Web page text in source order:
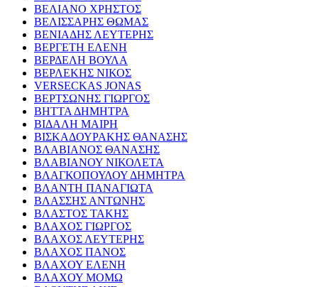
ΒΕΛΙΑΝΟ ΧΡΗΣΤΟΣ
ΒΕΛΙΣΣΑΡΗΣ ΘΩΜΑΣ
ΒΕΝΙΑΔΗΣ ΛΕΥΤΕΡΗΣ
ΒΕΡΓΕΤΗ ΕΛΕΝΗ
ΒΕΡΔΕΛΗ ΒΟΥΛΑ
ΒΕΡΛΕΚΗΣ ΝΙΚΟΣ
VERSECKAS JONAS
ΒΕΡΤΣΩΝΗΣ ΓΙΩΡΓΟΣ
ΒΗΤΤΑ ΔΗΜΗΤΡΑ
ΒΙΔΑΛΗ ΜΑΙΡΗ
ΒΙΣΚΑΔΟΥΡΑΚΗΣ ΘΑΝΑΣΗΣ
ΒΛΑΒΙΑΝΟΣ ΘΑΝΑΣΗΣ
ΒΛΑΒΙΑΝΟΥ ΝΙΚΟΛΕΤΑ
ΒΛΑΓΚΟΠΟΥΛΟΥ ΔΗΜΗΤΡΑ
ΒΛΑΝΤΗ ΠΑΝΑΓΙΩΤΑ
ΒΛΑΣΣΗΣ ΑΝΤΩΝΗΣ
ΒΛΑΣΤΟΣ ΤΑΚΗΣ
ΒΛΑΧΟΣ ΓΙΩΡΓΟΣ
ΒΛΑΧΟΣ ΛΕΥΤΕΡΗΣ
ΒΛΑΧΟΣ ΠΑΝΟΣ
ΒΛΑΧΟΥ ΕΛΕΝΗ
ΒΛΑΧΟΥ ΜΟΜΩ